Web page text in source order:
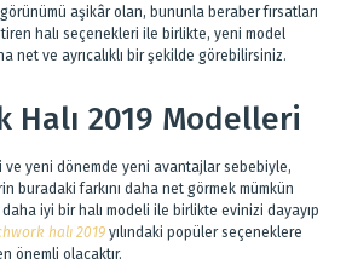
aşikâr olan, bununla beraber fırsatları
halı seçenekleri ile birlikte, yeni model
net ve ayrıcalıklı bir şekilde görebilirsiniz.
Halı 2019 Modelleri
ve yeni dönemde yeni avantajlar sebebiyle,
buradaki farkını daha net görmek mümkün
iyi bir halı modeli ile birlikte evinizi dayayıp
halı 2019 yılındaki popüler seçeneklere
önemli olacaktır.